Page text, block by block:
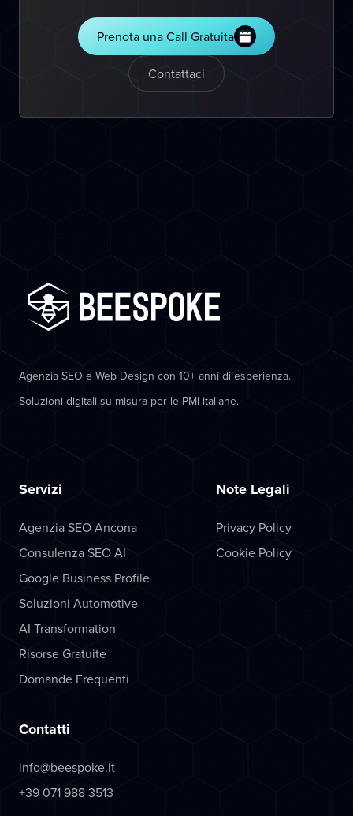
Prenota una Call Gratuita
Contattaci
Agenzia SEO e Web Design con 10+ anni di esperienza.
Soluzioni digitali su misura per le PMI italiane.
Servizi
Agenzia SEO Ancona
Consulenza SEO AI
Google Business Profile
Soluzioni Automotive
AI Transformation
Risorse Gratuite
Domande Frequenti
Note Legali
Privacy Policy
Cookie Policy
Contatti
info@beespoke.it
+39 071 988 3513